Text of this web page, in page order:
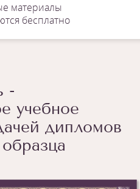
материалы
бесплатно
-
учебное
дипломов